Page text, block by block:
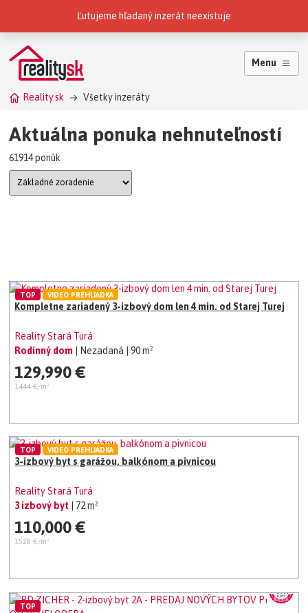
Reality.sk patria do skupiny
Menu
Reality.sk Všetky inzeráty
Aktuálna ponuka nehnuteľností
61914 ponúk
Kompletne zariadený 3-izbový dom len 4 min. od Starej Turej
Reality Stará Turá
Rodinný dom
| Nezadaná | 90 m²
129,990 €
1444 €/m²
TOP VIDEO PREHLIADKA
3-izbový byt s garážou, balkónom a pivnicou
Reality Stará Turá
3 izbový byt
| 72 m²
110,000 €
1528 €/m²
TOP VIDEO PREHLIADKA
TOP
Ľutujeme hľadaný inzerát neexistuje